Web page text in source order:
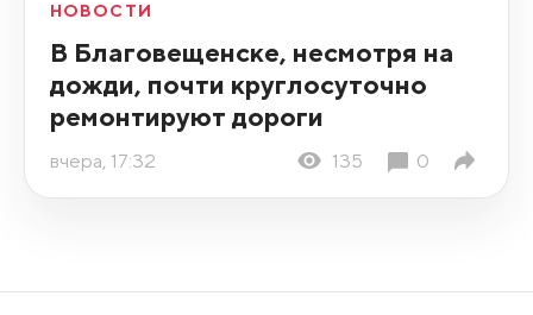
НОВОСТИ
В Благовещенске, несмотря на
дожди, почти круглосуточно
ремонтируют дороги
вчера, 17:32 135 0